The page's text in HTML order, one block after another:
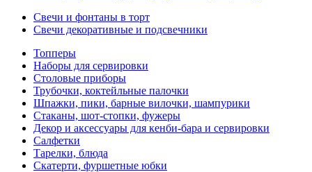
Свечи и фонтаны в торт
Свечи декоративные и подсвечники
Топперы
Наборы для сервировки
Столовые приборы
Трубочки, коктейльные палочки
Шпажки, пики, барные вилочки, шампурики
Стаканы, шот-стопки, фужеры
Декор и аксессуары для кенби-бара и сервировки
Салфетки
Тарелки, блюда
Скатерти, фуршетные юбки